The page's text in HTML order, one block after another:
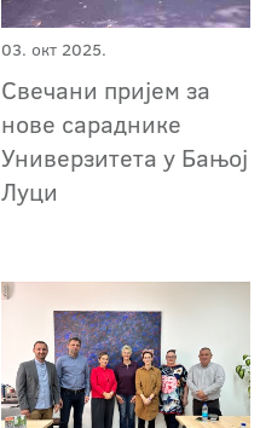
03. окт 2025.
Свечани пријем за
нове сараднике
Универзитета у Бањој
Луци